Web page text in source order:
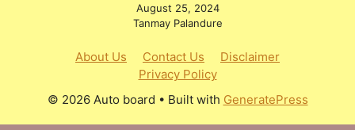
August 25, 2024
Tanmay Palandure
About Us Contact Us
Disclaimer
Privacy Policy
© 2026 Auto board • Built with GeneratePress